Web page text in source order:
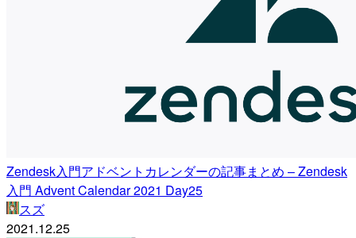
Zendesk入門アドベントカレンダーの記事まとめ – Zendesk
入門 Advent Calendar 2021 Day25
スズ
2021.12.25